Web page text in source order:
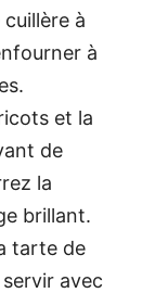
cuillère à
à
et la
de
la
brillant.
tarte de
avec